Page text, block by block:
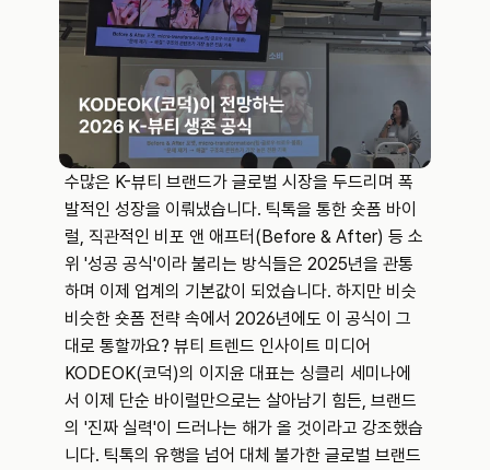
수많은 K-뷰티 브랜드가 글로벌 시장을 두드리며 폭
발적인 성장을 이뤄냈습니다. 틱톡을 통한 숏폼 바이
럴, 직관적인 비포 앤 애프터(Before & After) 등 소
위 '성공 공식'이라 불리는 방식들은 2025년을 관통
하며 이제 업계의 기본값이 되었습니다. 하지만 비슷
비슷한 숏폼 전략 속에서 2026년에도 이 공식이 그
대로 통할까요? 뷰티 트렌드 인사이트 미디어
KODEOK(코덕)의 이지윤 대표는 싱클리 세미나에
서 이제 단순 바이럴만으로는 살아남기 힘든, 브랜드
의 '진짜 실력'이 드러나는 해가 올 것이라고 강조했습
니다. 틱톡의 유행을 넘어 대체 불가한 글로벌 브랜드